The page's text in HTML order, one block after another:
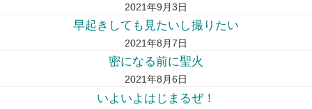
2021年9月3日
早起きしても見たいし撮りたい
2021年8月7日
密になる前に聖火
2021年8月6日
いよいよはじまるぜ！